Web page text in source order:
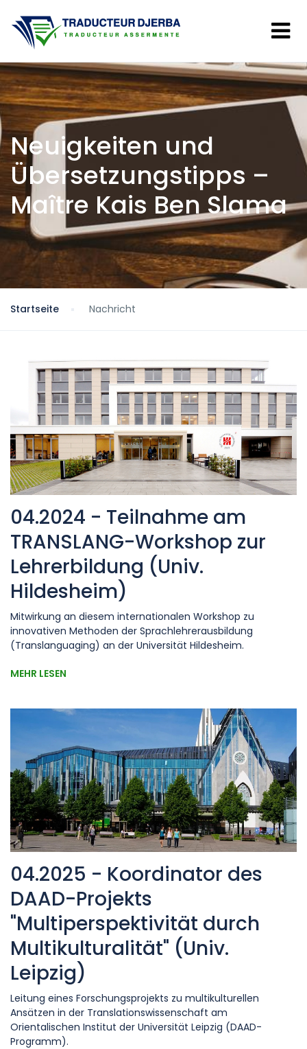
Neuigkeiten und
Übersetzungstipps –
Maître Kais Ben Slama
Startseite Nachricht
04.2024 - Teilnahme am
TRANSLANG-Workshop zur
Lehrerbildung (Univ.
Hildesheim)
Mitwirkung an diesem internationalen Workshop zu
innovativen Methoden der Sprachlehrerausbildung
(Translanguaging) an der Universität Hildesheim.
MEHR LESEN
04.2025 - Koordinator des
DAAD-Projekts
"Multiperspektivität durch
Multikulturalität" (Univ.
Leipzig)
Leitung eines Forschungsprojekts zu multikulturellen
Ansätzen in der Translationswissenschaft am
Orientalischen Institut der Universität Leipzig (DAAD-
Programm).